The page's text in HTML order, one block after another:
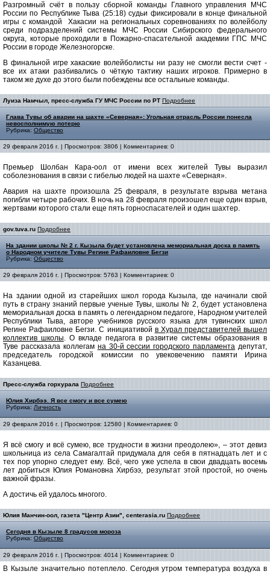
Разгромный счёт в пользу сборной команды Главного управления МЧС
России по Республике Тыва (25:18) судьи фиксировали в конце финальной
игры с командой Хакасии на региональных соревнованиях по волейболу
среди подразделений системы МЧС России Сибирского федерального
округа, которые проходили в Пожарно-спасательной академии ГПС МЧС
России в городе Железногорске.
В финальной игре хакаские волейболисты ни разу не смогли вести счет -
все их атаки разбивались о чёткую тактику наших игроков. Примерно в
таком же духе до этого были побеждены все остальные команды.
Луиза Намчыл, пресс-служба ГУ МЧС России по РТ Подробнее
Глава Тувы об аварии на шахте «Северная»: Угольная отрасль России понесла
невосполнимую потерю
Рубрика: Общество
29 февраля 2016 г. | Просмотров: 3806 | Комментариев: 0
Премьер Шолбан Кара-оол от имени всех жителей Тувы выразил
соболезнования в связи с гибелью людей на шахте «Северная».
Авария на шахте произошла 25 февраля, в результате взрыва метана
погибли четыре рабочих. В ночь на 28 февраля произошел еще один взрыв,
жертвами которого стали еще пять горноспасателей и один шахтер.
gov.tuva.ru Подробнее
На здании школы № 2 г. Кызыла будет установлена мемориальная доска в память
о Народном учителе Тувы Регине Рафаиловне Бегзи
Рубрика: Общество
29 февраля 2016 г. | Просмотров: 5763 | Комментариев: 0
На здании одной из старейших школ города Кызыла, где начинали свой
путь в страну знаний первые ученые Тувы, школы № 2, будет установлена
мемориальная доска в память о легендарном педагоге, Народном учителей
Республики Тыва, авторе учебников русского языка для тувинских школ
Регине Рафаиловне Бегзи. С инициативой в Хурал представителей вышел
коллектив школы. О вкладе педагога в развитие системы образования в
Туве рассказала коллегам на 30-й сессии городского парламента депутат,
председатель городской комиссии по увековечению памяти Ирина
Казанцева.
Пресс-служба горхурала Подробнее
Юлия Хирбээ. Я все смогу и все сумею
Рубрика: Личность
29 февраля 2016 г. | Просмотров: 12580 | Комментариев: 0
Я всё смогу и всё сумею, все трудности в жизни преодолею», – этот девиз
школьница из села Самагалтай придумала для себя в пятнадцать лет и с
тех пор упорно следует ему. Всё, чего уже успела в свои двадцать восемь
лет добиться Юлия Романовна Хирбээ, результат этой простой, но очень
важной фразы.
А достичь ей удалось многого.
Юлия Манчин-оол, газета "Центр Азии", centerasia.ru Подробнее
Сегодня в Кызыле 8 градусов мороза
Рубрика: Общество
29 февраля 2016 г. | Просмотров: 4014 | Комментариев: 0
В Кызыле значительно потеплело. Сегодня утром температура воздуха в